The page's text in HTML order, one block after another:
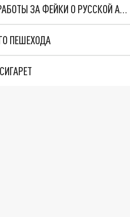
В ЧЕЛЯБИНСКОЙ ОБЛАСТИ ДВА ПРЕПОДАВАТЕЛЯ ЛИШИЛИСЬ РАБОТЫ ЗА ФЕЙКИ О РУССКОЙ АРМИИ
ПЕШЕХОДА